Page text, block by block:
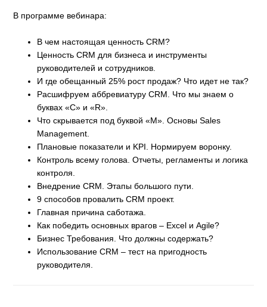
В программе вебинара:
В чем настоящая ценность CRM?
Ценность CRM для бизнеса и инструменты
руководителей и сотрудников.
И где обещанный 25% рост продаж? Что идет не так?
Расшифруем аббревиатуру CRM. Что мы знаем о
буквах «С» и «R».
Что скрывается под буквой «M». Основы Sales
Management.
Плановые показатели и KPI. Нормируем воронку.
Контроль всему голова. Отчеты, регламенты и логика
контроля.
Внедрение CRM. Этапы большого пути.
9 способов провалить CRM проект.
Главная причина саботажа.
Как победить основных врагов – Excel и Agile?
Бизнес Требования. Что должны содержать?
Использование CRM – тест на пригодность
руководителя.